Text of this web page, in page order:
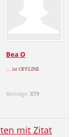
Bea O
... ist OFFLINE
Beiträge:879